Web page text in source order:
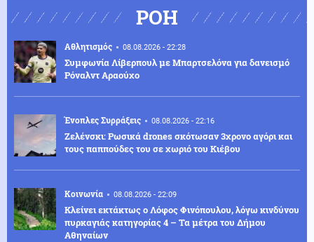
ΡΟΗ
Αθλητισμός 08.08.2026 - 22:28
Συμφωνία Λίβερπουλ με Μπαρτσελόνα για δανεισμό
Ρόναλντ Αραούχο
Ένοπλες Συρράξεις 08.08.2026 - 22:16
Ζελένσκι: Ρωσικά drones σκότωσαν 3χρονο αγόρι και
τους παππούδες του σε χωριό του Κιέβου
Κοινωνία 08.08.2026 - 22:09
Κλείνει εκτάκτως ο Λόφος Φινόπουλου, λόγω κινδύνου
πυρκαγιάς κατηγορίας 4 – Τα μέτρα του Δήμου
Αθηναίων